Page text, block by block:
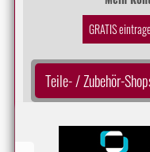
GRATIS
Teile- / Zubehör-